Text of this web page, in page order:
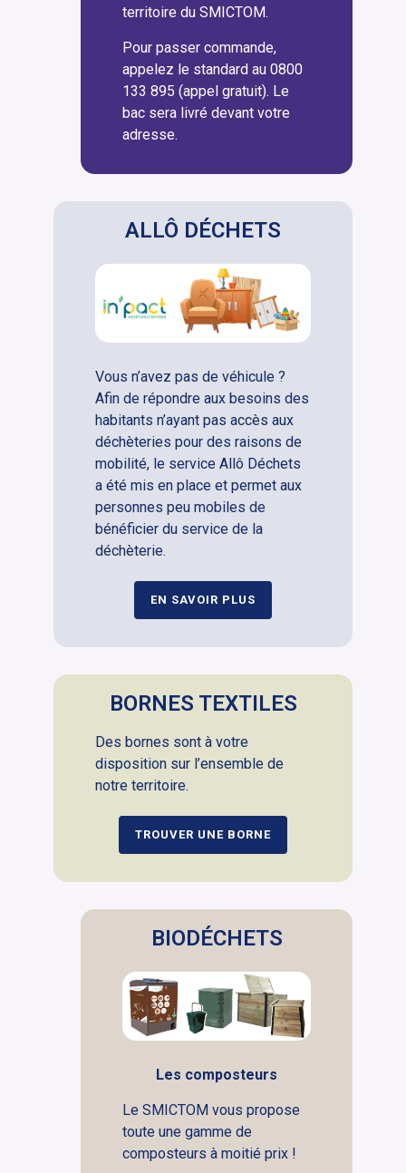
territoire du SMICTOM.
Pour passer commande,
appelez le standard au 0800
133 895 (appel gratuit). Le
bac sera livré devant votre
adresse.
ALLÔ DÉCHETS
Vous n’avez pas de véhicule ?
Afin de répondre aux besoins des
habitants n’ayant pas accès aux
déchèteries pour des raisons de
mobilité, le service Allô Déchets
a été mis en place et permet aux
personnes peu mobiles de
bénéficier du service de la
déchèterie.
EN SAVOIR PLUS
BORNES TEXTILES
Des bornes sont à votre
disposition sur l’ensemble de
notre territoire.
TROUVER UNE BORNE
BIODÉCHETS
Les composteurs
Le SMICTOM vous propose
toute une gamme de
composteurs à moitié prix !